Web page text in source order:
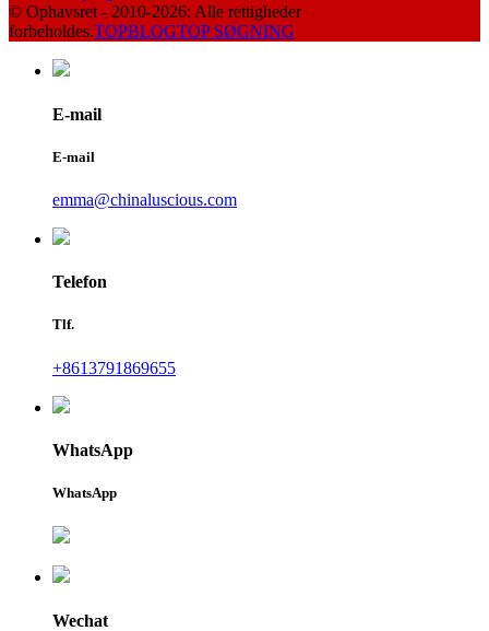
© Ophavsret - 2010-2026: Alle rettigheder
forbeholdes.TOPBLOGTOP SØGNING
E-mail
E-mail
emma@chinaluscious.com
Telefon
Tlf.
+8613791869655
WhatsApp
WhatsApp
Wechat